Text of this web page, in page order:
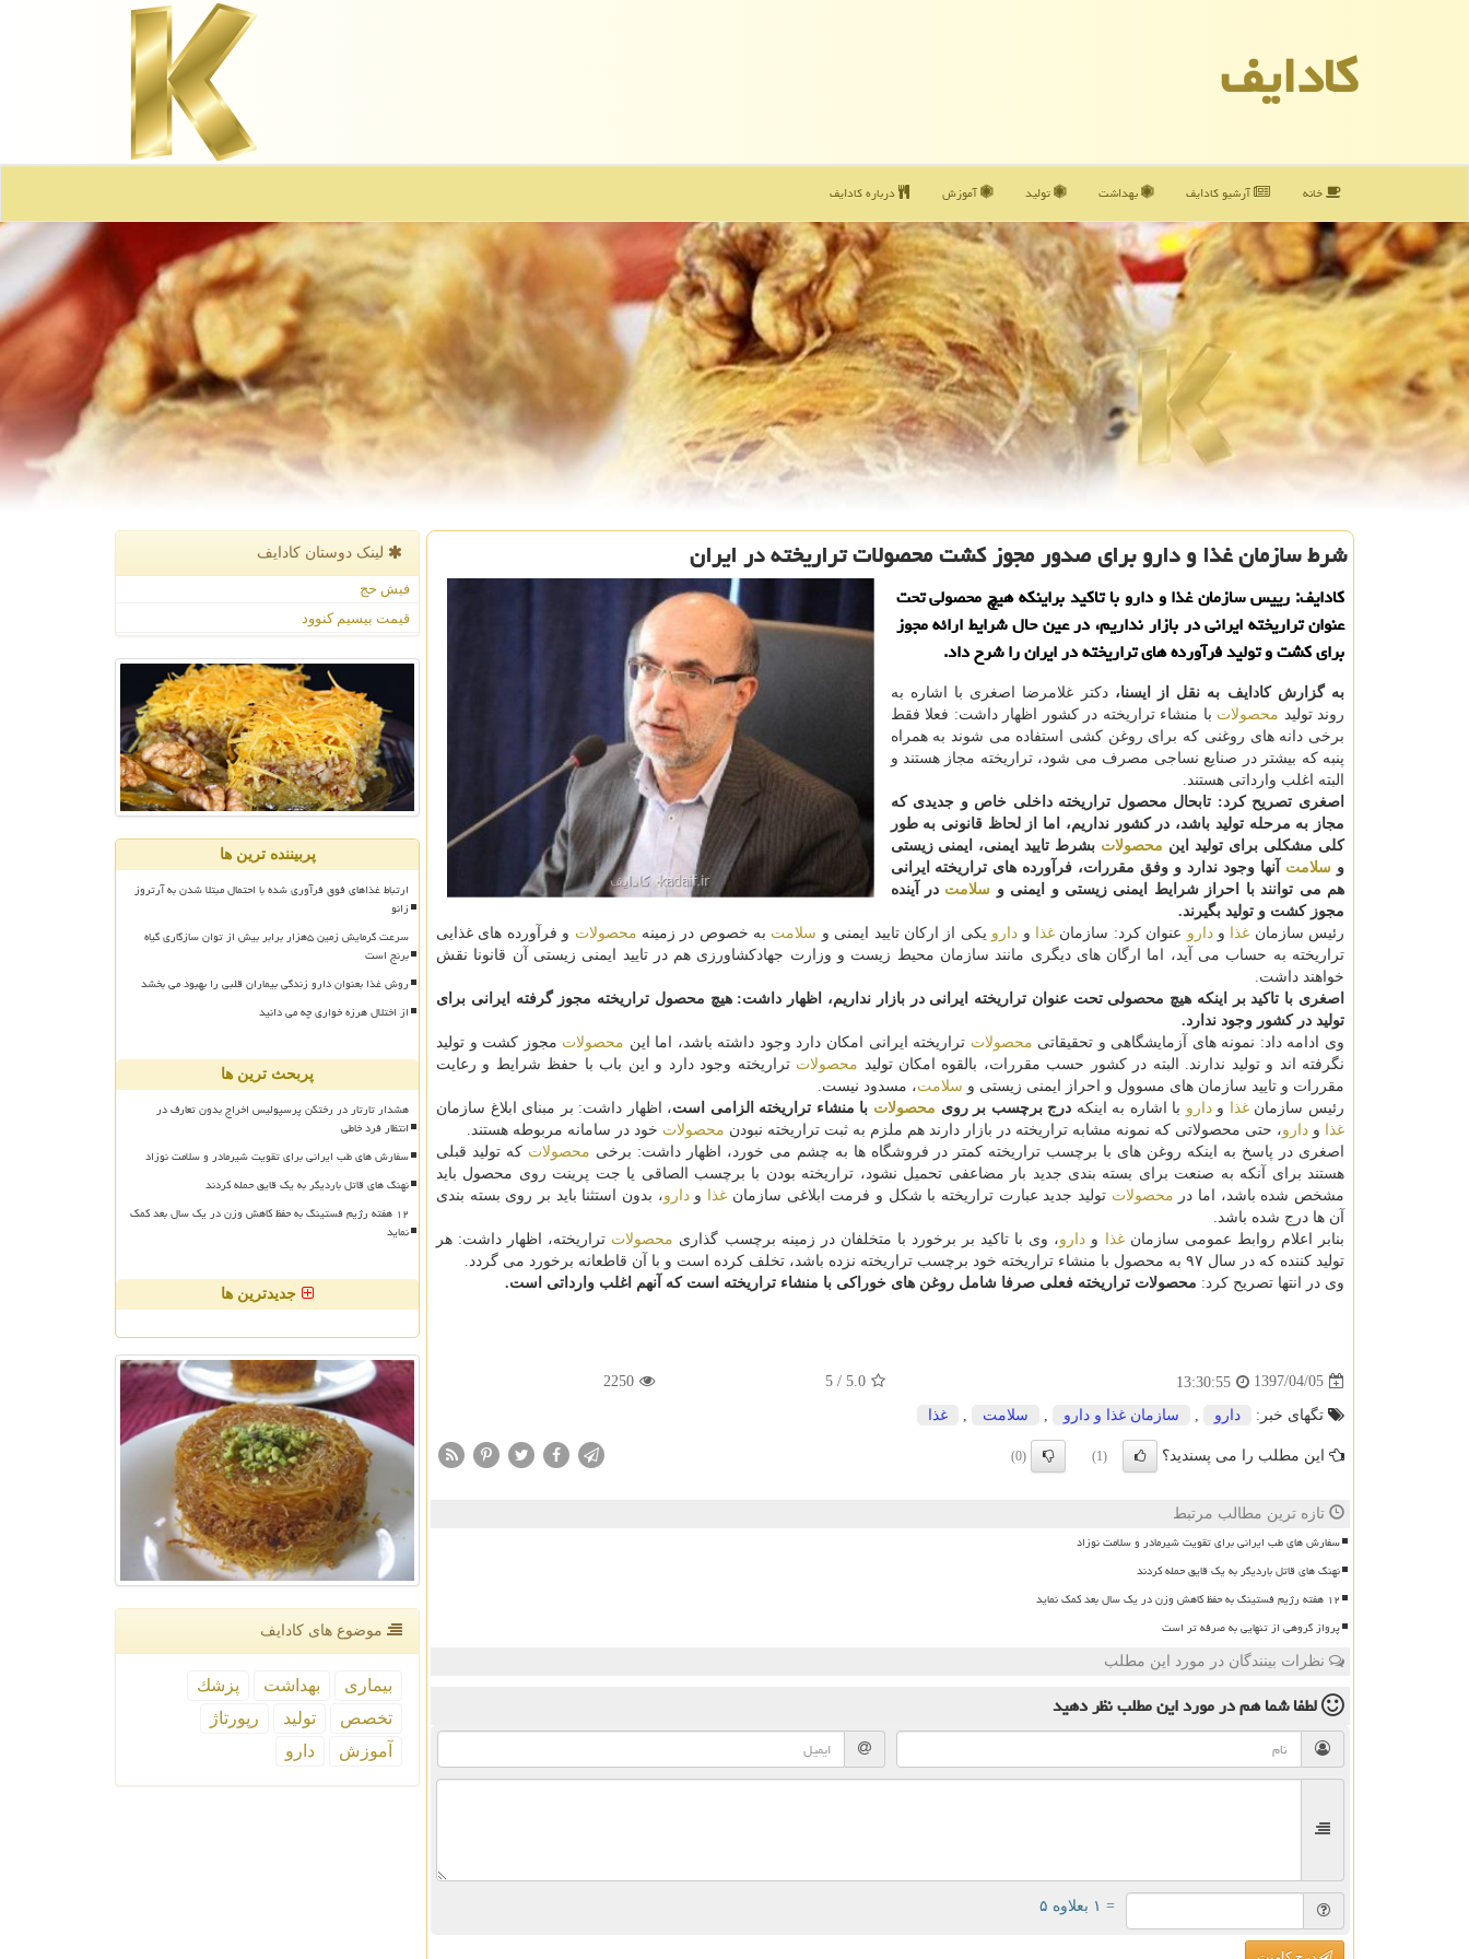
كادایف
خانه آرشیو كادایف بهداشت تولید آموزش درباره كادایف
شرط سازمان غذا و دارو برای صدور مجوز كشت محصولات تراریخته در ایران
كادایف: رییس سازمان غذا و دارو با تاكید براینكه هیچ محصولی تحت
عنوان تراریخته ایرانی در بازار نداریم، در عین حال شرایط ارائه مجوز
برای كشت و تولید فرآورده های تراریخته در ایران را شرح داد.
به گزارش كادایف به نقل از ایسنا،دكتر غلامرضا اصغری با اشاره به
روند تولید محصولات با منشاء تراریخته در كشور اظهار داشت: فعلا فقط
برخی دانه های روغنی كه برای روغن كشی استفاده می شوند به همراه
پنبه كه بیشتر در صنایع نساجی مصرف می شود، تراریخته مجاز هستند و
البته اغلب وارداتی هستند.
اصغری تصریح كرد: تابحال محصول تراریخته داخلی خاص و جدیدی كه
مجاز به مرحله تولید باشد، در كشور نداریم، اما از لحاظ قانونی به طور
كلی مشكلی برای تولید این محصولات بشرط تایید ایمنی، ایمنی زیستی
و سلامت آنها وجود ندارد و وفق مقررات، فرآورده های تراریخته ایرانی
هم می توانند با احراز شرایط ایمنی زیستی و ایمنی و سلامت در آینده
مجوز كشت و تولید بگیرند.
رئیس سازمان غذا ودارو عنوان كرد: سازمانغذا و دارو یكی از اركان تایید ایمنی و سلامت به خصوص در زمینه محصولات و فرآورده های غذایی
تراریخته به حساب می آید، اما ارگان های دیگری مانند سازمان محیط زیست و وزارت جهادكشاورزی هم در تایید ایمنی زیستی آن قانونا نقش
خواهند داشت.
اصغری با تاكید بر اینكه هیچ محصولی تحت عنوان تراریخته ایرانی در بازار نداریم، اظهار داشت: هیچ محصول تراریخته مجوز گرفته ایرانی برای
تولید در كشور وجود ندارد.
وی ادامه داد: نمونه های آزمایشگاهی و تحقیقاتی محصولات تراریخته ایرانی امكان دارد وجود داشته باشد، اما این محصولات مجوز كشت و تولید
نگرفته اند و تولید ندارند. البته در كشور حسب مقررات، بالقوه امكان تولید محصولات تراریخته وجود دارد و این باب با حفظ شرایط و رعایت
مقررات و تایید سازمان های مسوول و احراز ایمنی زیستی و سلامت، مسدود نیست.
رئیس سازمانغذا ودارو با اشاره به اینكه درج برچسب بر روی محصولات با منشاء تراریخته الزامی است، اظهار داشت: بر مبنای ابلاغ سازمان
غذا و دارو، حتی محصولاتی كه نمونه مشابه تراریخته در بازار دارند هم ملزم به ثبت تراریخته نبودن محصولات خود در سامانه مربوطه هستند.
اصغری در پاسخ به اینكه روغن های با برچسب تراریخته كمتر در فروشگاه ها به چشم می خورد، اظهار داشت: برخی محصولات كه تولید قبلی
هستند برای آنكه به صنعت برای بسته بندی جدید بار مضاعفی تحمیل نشود، تراریخته بودن با برچسب الصاقی یا جت پرینت روی محصول باید
مشخص شده باشد، اما در محصولات تولید جدید عبارت تراریخته با شكل و فرمت ابلاغی سازمان غذا ودارو، بدون استثنا باید بر روی بسته بندی
آن ها درج شده باشد.
بنابر اعلام روابط عمومی سازمانغذا و دارو، وی با تاكید بر برخورد با متخلفان در زمینه برچسب گذاری محصولات تراریخته، اظهار داشت: هر
تولید كننده كه در سال ۹۷ به محصول با منشاء تراریخته خود برچسب تراریخته نزده باشد، تخلف كرده است و با آن قاطعانه برخورد می گردد.
وی در انتها تصریح كرد: محصولات تراریخته فعلی صرفا شامل روغن های خوراكی با منشاء تراریخته است كه آنهم اغلب وارداتی است.
1397/04/05
13:30:55
5.0
/
5
2250
تگهای خبر: دارو , سازمان غذا و دارو , سلامت , غذا
این مطلب را می پسندید؟ (1)
(0)
تازه ترین مطالب مرتبط
سفارش های طب ایرانی برای تقویت شیرمادر و سلامت نوزاد
نهنگ های قاتل باردیگر به یک قایق حمله کردند
۱۲ هفته رژیم فستینگ به حفظ کاهش وزن در یک سال بعد کمک نماید
پرواز گروهی از تنهایی به صرفه تر است
نظرات بینندگان در مورد این مطلب
لطفا شما همدر مورد این مطلبنظر دهید
= ۱ بعلاوه ۵
لینک دوستان كادایف
فیش حج
قیمت بیسیم کنوود
پربیننده ترین ها
ارتباط غذاهای فوق فرآوری شده با احتمال مبتلا شدن به آرتروز
زانو
سرعت گرمایش زمین ۵هزار برابر بیش از توان سازگاری گیاه
برنج است
روش غذا بعنوان دارو زندگی بیماران قلبی را بهبود می بخشد
از اختلال هرزه خواری چه می دانید
پربحث ترین ها
هشدار تارتار در رختکن پرسپولیس اخراج بدون تعارف در
انتظار فرد خاطی
سفارش های طب ایرانی برای تقویت شیرمادر و سلامت نوزاد
نهنگ های قاتل باردیگر به یک قایق حمله کردند
۱۲ هفته رژیم فستینگ به حفظ کاهش وزن در یک سال بعد کمک
نماید
جدیدترین ها
موضوع های كادایف
بیماری بهداشت
پزشك
تخصص
تولید
رپورتاژ
آموزش
دارو